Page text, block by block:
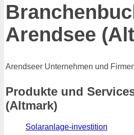
Arendsee
Arendseer Unternehmen und
Produkte und
(Altmark)
Solaranlage-investition